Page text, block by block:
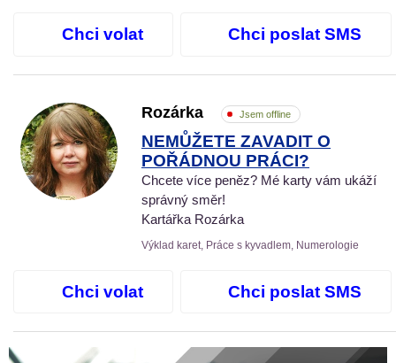
Chci volat Chci poslat SMS
Rozárka Jsem offline
NEMŮŽETE ZAVADIT O
POŘÁDNOU PRÁCI?
Chcete více peněz? Mé karty vám ukáží
správný směr!
Kartářka Rozárka
Výklad karet, Práce s kyvadlem, Numerologie
Chci volat Chci poslat SMS